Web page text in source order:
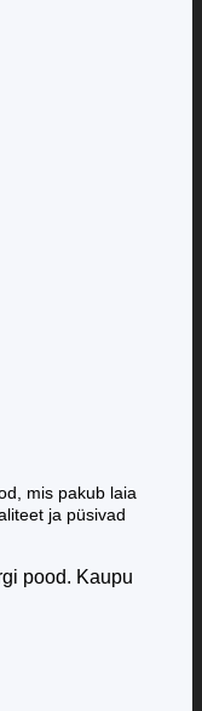
mis pakub laia
ja püsivad
pood. Kaupu